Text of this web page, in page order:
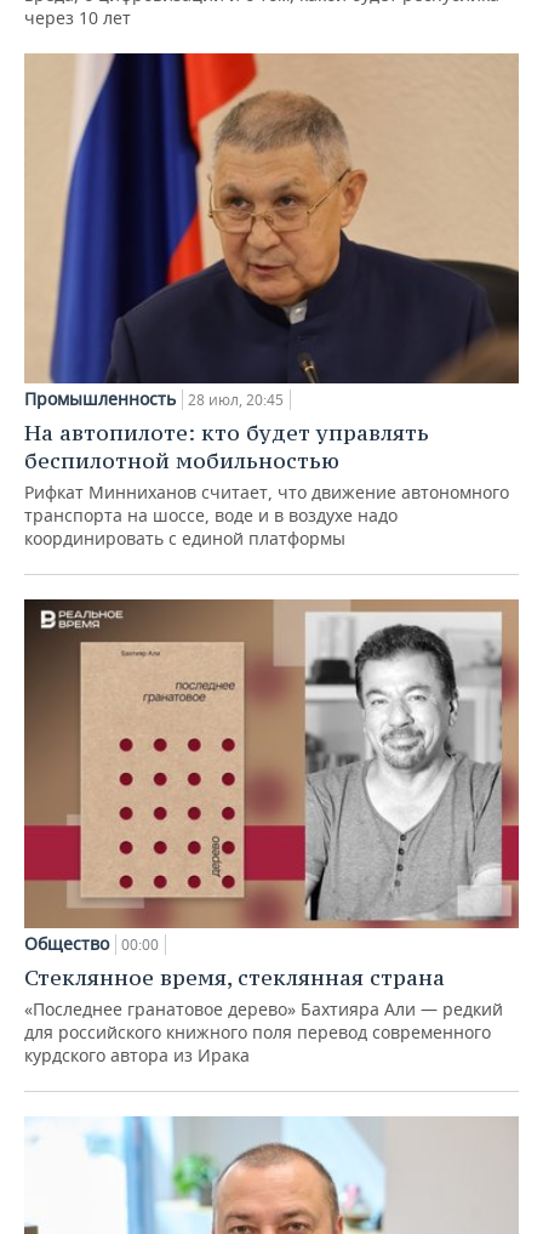
через 10 лет
Промышленность 28 июл, 20:45
На автопилоте: кто будет управлять
беспилотной мобильностью
Рифкат Минниханов считает, что движение автономного
транспорта на шоссе, воде и в воздухе надо
координировать с единой платформы
Общество 00:00
Стеклянное время, стеклянная страна
«Последнее гранатовое дерево» Бахтияра Али — редкий
для российского книжного поля перевод современного
курдского автора из Ирака